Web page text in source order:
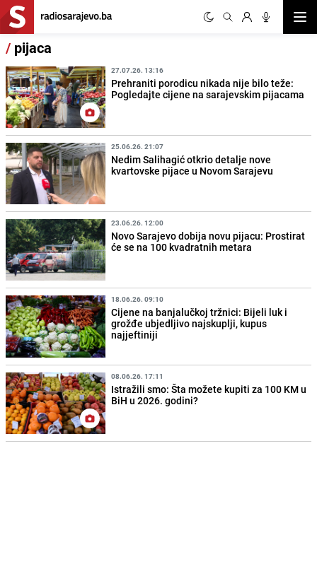
/ pijaca
27.07.26. 13:16
Prehraniti porodicu nikada nije bilo teže:
Pogledajte cijene na sarajevskim pijacama
25.06.26. 21:07
Nedim Salihagić otkrio detalje nove
kvartovske pijace u Novom Sarajevu
23.06.26. 12:00
Novo Sarajevo dobija novu pijacu: Prostirat
će se na 100 kvadratnih metara
18.06.26. 09:10
Cijene na banjalučkoj tržnici: Bijeli luk i
grožđe ubjedljivo najskuplji, kupus
najjeftiniji
08.06.26. 17:11
Istražili smo: Šta možete kupiti za 100 KM u
BiH u 2026. godini?